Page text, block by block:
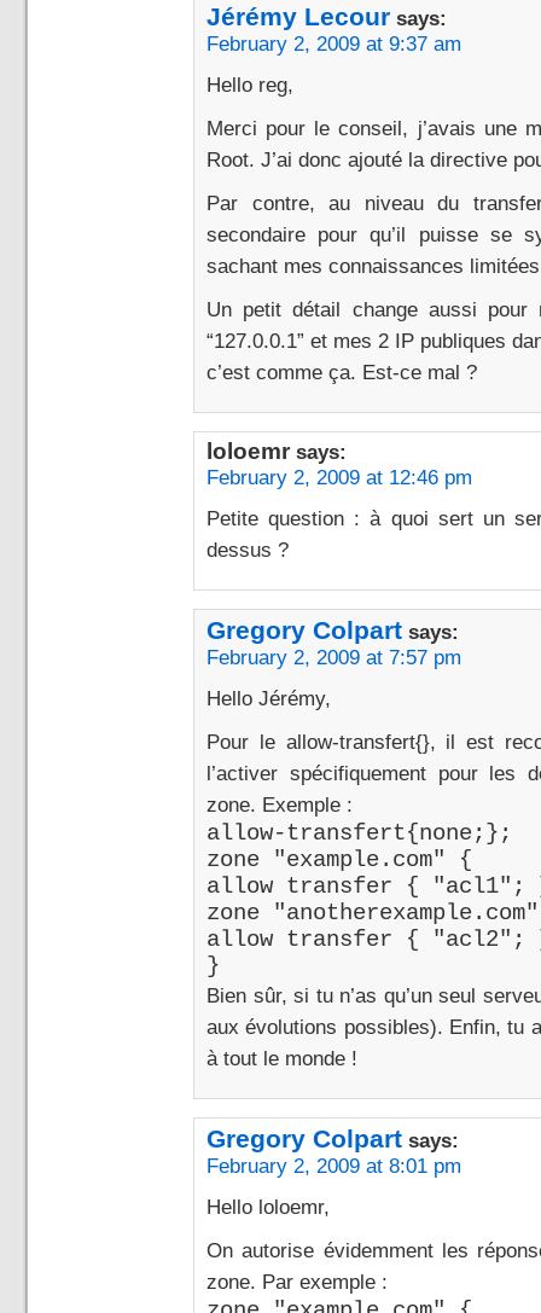
Jérémy Lecour says:
February 2, 2009 at 9:37 am
Hello reg,
Merci pour le conseil, j’avais une
Root. J’ai donc ajouté la directive
Par contre, au niveau du
secondaire pour qu’il puisse se
sachant mes connaissances
Un petit détail change aussi pour
“127.0.0.1” et mes 2 IP publiques
c’est comme ça. Est-ce mal ?
loloemr says:
February 2, 2009 at 12:46 pm
Petite question : à quoi sert un
dessus ?
Gregory Colpart says:
February 2, 2009 at 7:57 pm
Hello Jérémy,
Pour le allow-transfert{}, il est
l’activer spécifiquement pour les
zone. Exemple :
allow-transfert{none;};
zone "example.com" {
allow transfer { "acl1";
zone
allow transfer { "acl2";
}
Bien sûr, si tu n’as qu’un seul
aux évolutions possibles). Enfin, tu
à tout le monde !
Gregory Colpart says:
February 2, 2009 at 8:01 pm
Hello loloemr,
On autorise évidemment les
zone. Par exemple :